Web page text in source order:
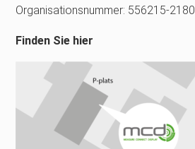
Organisationsnummer: 556215-2180
Finden Sie hier